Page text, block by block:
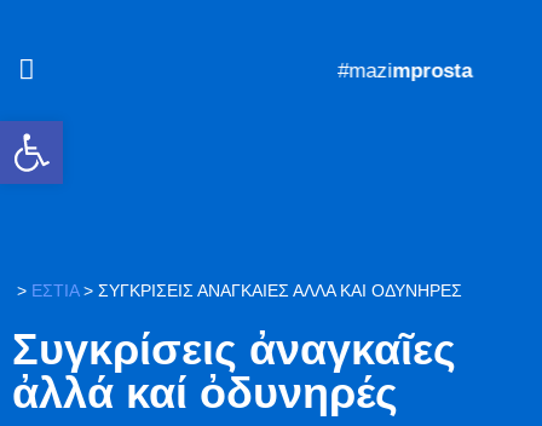
Ανοίξτε τη γραμμή εργαλείων
#mazimprosta
> ΕΣΤΙΑ> ΣΥΓΚΡΊΣΕΙΣ ἈΝΑΓΚΑΙ͂ΕΣ ἈΛΛΆ ΚΑΊ ὈΔΥΝΗΡΈΣ
Συγκρίσεις ἀναγκαῖες
ἀλλά καί ὀδυνηρές